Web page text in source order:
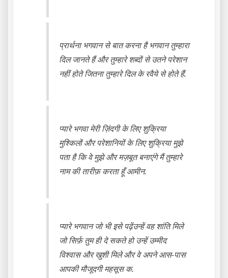
प्रार्थना भगवान से बात करना है भगवान तुम्हारा
दिल जानते हैं और तुम्हारे शब्दों से उतने परेशान
नहीं होते जितना तुम्हारे दिल के रवैये से होते हैं.
प्यारे भगवा मेरी ज़िंदगी के लिए शुक्रिया
मुश्किलों और परेशानियों के लिए शुक्रिया मुझे
पता है कि वे मुझे और मज़बूत बनाएंगे मैं तुम्हारे
नाम की तारीफ़ करता हूँ आमीन.
प्यारे भगवान जो भी इसे पढ़ेंउन्हें वह शांति मिले
जो सिर्फ़ तुम ही दे सकते हो उन्हें उम्मीद
विश्वास और खुशी मिले और वे अपने आस-पास
आपकी मौजूदगी महसूस क.